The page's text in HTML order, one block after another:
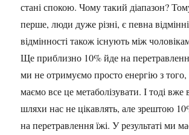
стані спокою. Чому такий діапазон?
перше, люди дуже різні, є певна
відмінності також існують між
Ще приблизно 10% йде на
ми не отримуємо просто енергію з
маємо все це метаболізувати. І тоді вже
шляхи нас не цікавлять, але зрештою
на перетравлення їжі. У результаті ми